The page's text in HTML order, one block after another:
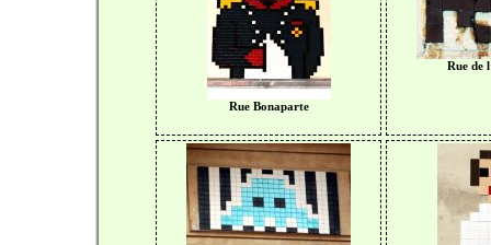
Rue Bonaparte
Rue de